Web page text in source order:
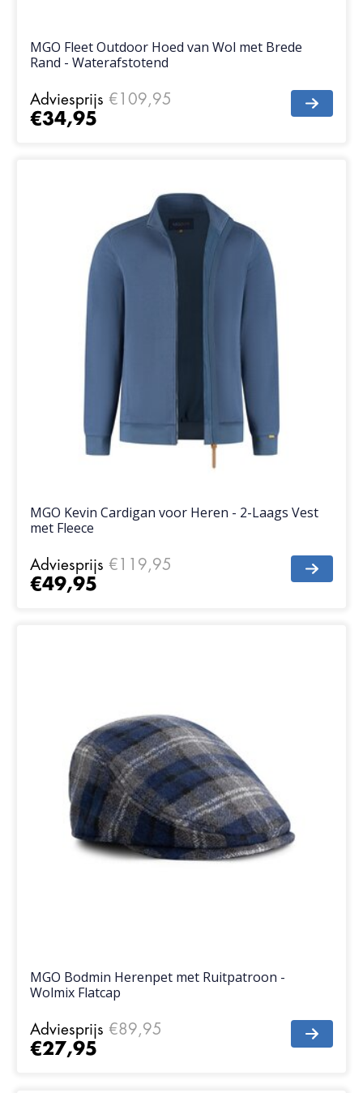
MGO Fleet Outdoor Hoed van Wol met Brede
Rand - Waterafstotend
Adviesprijs €109,95
€34,95
MGO Kevin Cardigan voor Heren - 2-Laags Vest
met Fleece
Adviesprijs €119,95
€49,95
MGO Bodmin Herenpet met Ruitpatroon -
Wolmix Flatcap
Adviesprijs €89,95
€27,95